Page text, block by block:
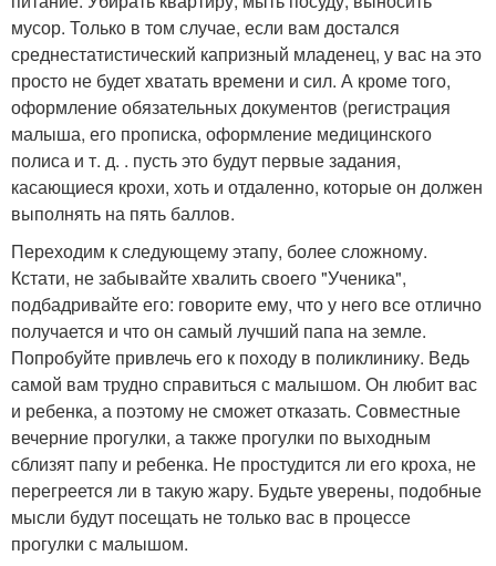
мусор. Только в том случае, если вам достался
среднестатистический капризный младенец, у вас на это
просто не будет хватать времени и сил. А кроме того,
оформление обязательных документов (регистрация
малыша, его прописка, оформление медицинского
полиса и т. д. . пусть это будут первые задания,
касающиеся крохи, хоть и отдаленно, которые он должен
выполнять на пять баллов.
Переходим к следующему этапу, более сложному.
Кстати, не забывайте хвалить своего "Ученика",
подбадривайте его: говорите ему, что у него все отлично
получается и что он самый лучший папа на земле.
Попробуйте привлечь его к походу в поликлинику. Ведь
самой вам трудно справиться с малышом. Он любит вас
и ребенка, а поэтому не сможет отказать. Совместные
вечерние прогулки, а также прогулки по выходным
сблизят папу и ребенка. Не простудится ли его кроха, не
перегреется ли в такую жару. Будьте уверены, подобные
мысли будут посещать не только вас в процессе
прогулки с малышом.